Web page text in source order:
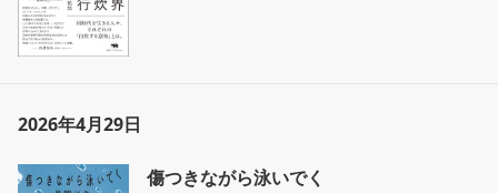
2026年4月29日
傷つきながら泳いでく